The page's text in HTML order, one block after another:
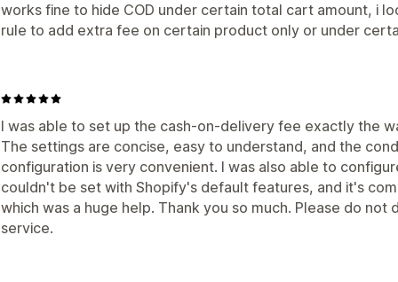
works fine to hide COD under certain total cart amount, i
rule to add extra fee on certain product only or under
I was able to set up the cash-on-delivery fee exactly the
The settings are concise, easy to understand, and the
configuration is very convenient. I was also able to
couldn't be set with Shopify's default features, and it's
which was a huge help. Thank you so much. Please do not
service.